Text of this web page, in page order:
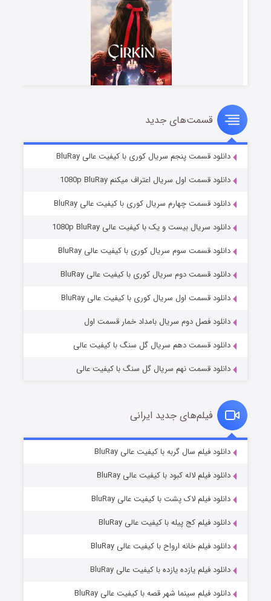
سریال زشت
قسمت۲ (زیرنویس) منتشر شد
مردگان متحرک: شهر مرده ۳
قسمت۲ (زیرنویس) منتشر شد
قسمت۷ (زیرنویس) منتشر شد
قسمت‌های جدید
دانلود قسمت پنجم سریال کوری با کیفیت عالی BluRay
دانلود قسمت اول سریال اعتراف میکنم 1080p BluRay
دانلود قسمت چهارم سریال کوری با کیفیت عالی BluRay
دانلود سریال بیست و یک با کیفیت عالی 1080p BluRay
دانلود قسمت سوم سریال کوری با کیفیت عالی BluRay
دانلود قسمت دوم سریال کوری با کیفیت عالی BluRay
دانلود قسمت اول سریال کوری با کیفیت عالی BluRay
دانلود فصل دوم سریال بامداد خمار قسمت اول
دانلود قسمت دهم سریال گل سنگ با کیفیت عالی
دانلود قسمت نهم سریال گل سنگ با کیفیت عالی
فیلم‌های جدید ایرانی
دانلود فیلم سال گربه با کیفیت عالی BluRay
دانلود فیلم لاله کبود با کیفیت عالی BluRay
دانلود فیلم لاک پشت با کیفیت عالی BluRay
دانلود فیلم کج‌ پیله با کیفیت عالی BluRay
دانلود فیلم خانه ارواح با کیفیت عالی BluRay
دانلود فیلم یازده یازده با کیفیت عالی BluRay
دانلود فیلم سینما شهر قصه با کیفیت عالی BluRay